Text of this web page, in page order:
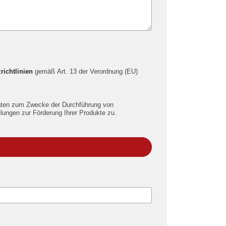
gemäß Art. 13 der Verordnung (EU)
zum Zwecke der Durchführung von
zur Förderung Ihrer Produkte zu.